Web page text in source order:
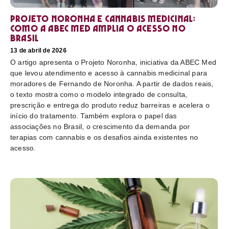
Projeto Noronha e cannabis medicinal:
como a ABEC Med amplia o acesso no
Brasil
13 de abril de 2026
O artigo apresenta o Projeto Noronha, iniciativa da ABEC Med
que levou atendimento e acesso à cannabis medicinal para
moradores de Fernando de Noronha. A partir de dados reais,
o texto mostra como o modelo integrado de consulta,
prescrição e entrega do produto reduz barreiras e acelera o
início do tratamento. Também explora o papel das
associações no Brasil, o crescimento da demanda por
terapias com cannabis e os desafios ainda existentes no
acesso.